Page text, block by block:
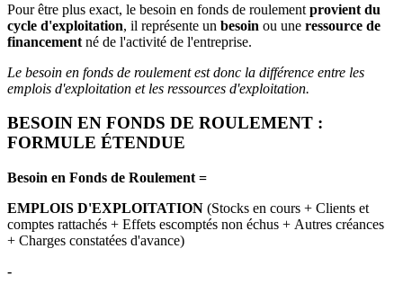
Pour être plus exact, le besoin en fonds de roulement provient du
cycle d'exploitation, il représente un besoin ou une ressource de
financement né de l'activité de l'entreprise.
Le besoin en fonds de roulement est donc la différence entre les
emplois d'exploitation et les ressources d'exploitation.
BESOIN EN FONDS DE ROULEMENT :
FORMULE ÉTENDUE
Besoin en Fonds de Roulement =
EMPLOIS D'EXPLOITATION (Stocks en cours + Clients et
comptes rattachés + Effets escomptés non échus + Autres créances
+ Charges constatées d'avance)
-